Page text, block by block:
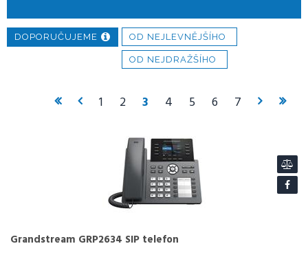
DOPORUČUJEME OD NEJLEVNĚJŠÍHO
OD NEJDRAŽŠÍHO
1 2 3 4 5 6 7
Grandstream GRP2634 SIP telefon